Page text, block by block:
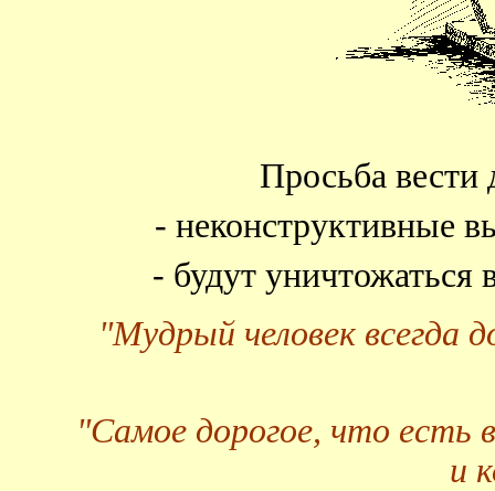
Просьба вести
- неконструктивные
- будут
"Мудрый человек всегда
"Самое дорогое, что есть
и